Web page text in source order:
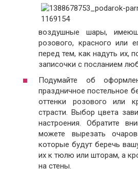
воздушные шары,
розового, красного или
перед тем, как надуть их,
записочки с посланием
Подумайте об
праздничное постельное
оттенки розового или
страсти. Выбор цвета
настроения. Обратите
можете вырезать
которые будут беречь
их к тюлю или шторам, а
на стены.